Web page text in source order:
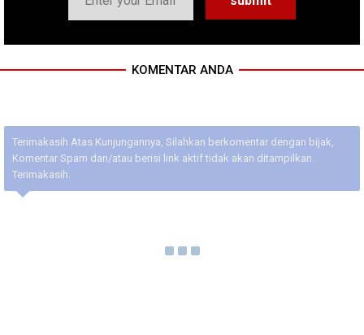
KOMENTAR ANDA
Terimakasih Atas Kunjungannya, Silahkan berkomentar dengan bijak,
Komentar Spam dan/atau berisi link aktif tidak akan ditampilkan.
Terimakasih.